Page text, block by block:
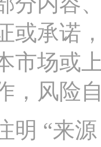
或承诺
市场或
，风险自
明 “来